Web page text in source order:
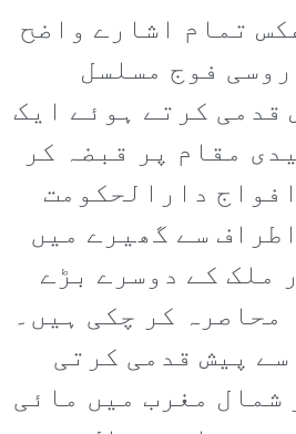
تمام اشارے واضح
فوج مسلسل
قدمی کرتے ہوئے ایک
مقام پر قبضہ کر
دارالحکومت
سے گھیرے میں
ملک کے دوسرے بڑے
کر چکی ہیں۔
پیش قدمی کرتی
شمال مغرب میں مائی